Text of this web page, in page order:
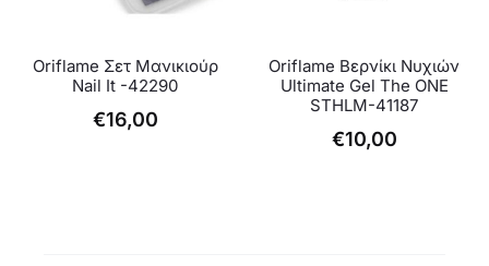
Oriflame Σετ Μανικιούρ
Nail It -42290
€16,00
Oriflame Βερνίκι Νυχιών
Ultimate Gel The ONE
STHLM-41187
€10,00